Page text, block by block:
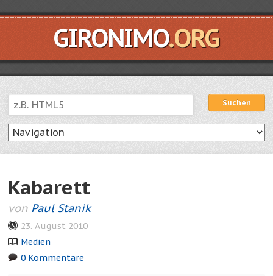
GIRONIMO.ORG
Suchen Suchen
Kabarett
von Paul Stanik
23. August 2010
Medien
0 Kommentare